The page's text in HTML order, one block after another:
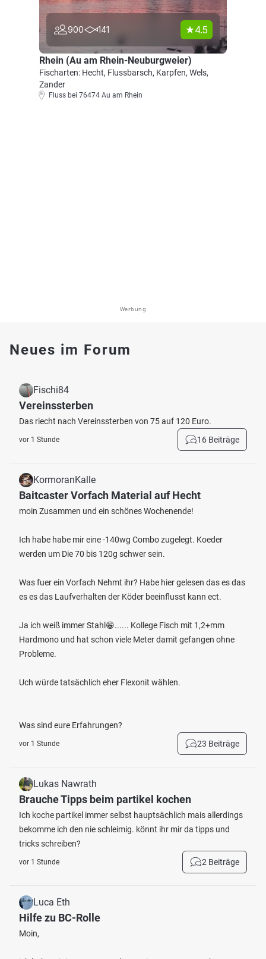
900 141 4.5
Rhein (Au am Rhein-Neuburgweier)
Fischarten: Hecht, Flussbarsch, Karpfen, Wels,
Zander
Fluss bei 76474 Au am Rhein
Werbung
Neues im Forum
Fischi84
Vereinssterben
Das riecht nach Vereinssterben von 75 auf 120 Euro.
vor 1 Stunde 16 Beiträge
KormoranKalle
Baitcaster Vorfach Material auf Hecht
moin Zusammen und ein schönes Wochenende!
Ich habe habe mir eine -140wg Combo zugelegt. Koeder
werden um Die 70 bis 120g schwer sein.
Was fuer ein Vorfach Nehmt ihr? Habe hier gelesen das es das
es es das Laufverhalten der Köder beeinflusst kann ect.
Ja ich weiß immer Stahl😁...... Kollege Fisch mit 1,2+mm
Hardmono und hat schon viele Meter damit gefangen ohne
Probleme.
Uch würde tatsächlich eher Flexonit wählen.
Was sind eure Erfahrungen?
vor 1 Stunde 23 Beiträge
Lukas Nawrath
Brauche Tipps beim partikel kochen
Ich koche partikel immer selbst hauptsächlich mais allerdings
bekomme ich den nie schleimig. könnt ihr mir da tipps und
tricks schreiben?
vor 1 Stunde 2 Beiträge
Luca Eth
Hilfe zu BC-Rolle
Moin,